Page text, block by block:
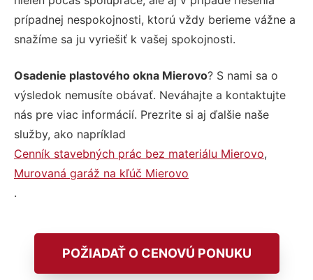
prípadnej nespokojnosti, ktorú vždy berieme vážne a
snažíme sa ju vyriešiť k vašej spokojnosti.
Osadenie plastového okna Mierovo? S nami sa o
výsledok nemusíte obávať. Neváhajte a kontaktujte
nás pre viac informácií. Prezrite si aj ďalšie naše
služby, ako napríklad
Cenník stavebných prác bez materiálu Mierovo,
Murovaná garáž na kľúč Mierovo
.
POŽIADAŤ O CENOVÚ PONUKU